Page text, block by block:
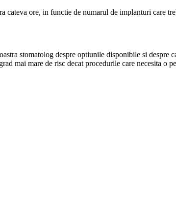
ore, in functie de numarul de implanturi care
stomatolog despre optiunile disponibile si despre
mai mare de risc decat procedurile care necesita o